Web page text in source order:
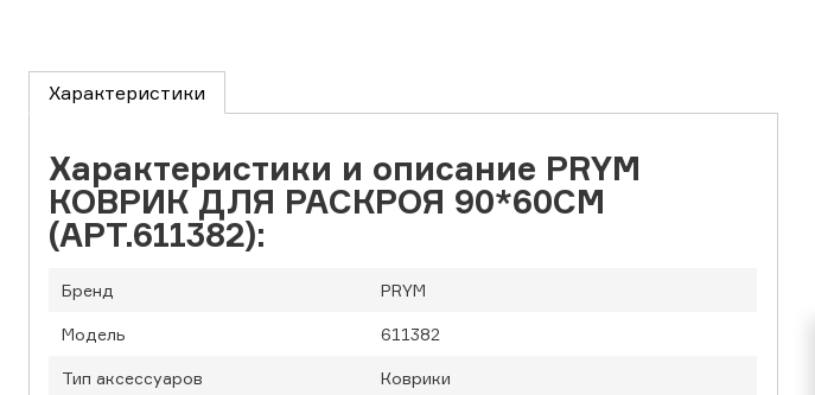
Характеристики
Характеристики и описание PRYM
КОВРИК ДЛЯ РАСКРОЯ 90*60СМ
(АРТ.611382):
Бренд PRYM
Модель 611382
Тип аксессуаров Коврики